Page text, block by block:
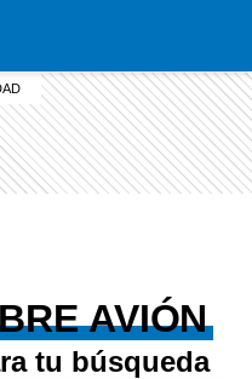
AVIÓN
tu búsqueda